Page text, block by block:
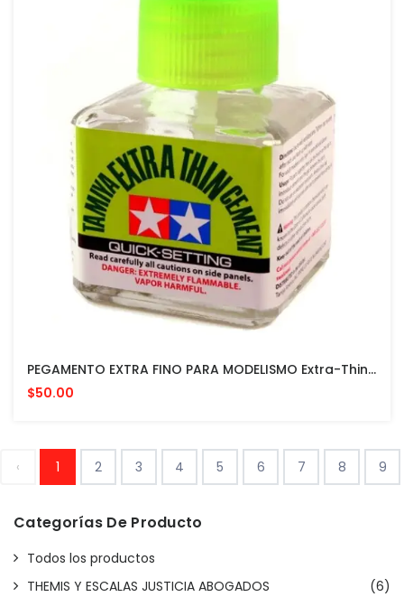
PEGAMENTO EXTRA FINO PARA MODELISMO Extra-Thin Cement MADE IN JAPAN
$50.00
‹ 1 2 3 4 5 6 7 8 9
Categorías De Producto
Todos los productos
THEMIS Y ESCALAS JUSTICIA ABOGADOS
(6)